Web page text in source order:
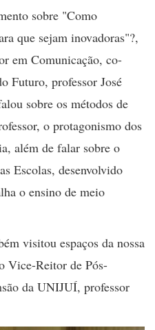
sobre "Como
que sejam inovadoras"?,
em Comunicação, co-
Futuro, professor José
sobre os métodos de
o protagonismo dos
além de falar sobre o
Escolas, desenvolvido
o ensino de meio
visitou espaços da nossa
Vice-Reitor de Pós-
da UNIJUÍ, professor